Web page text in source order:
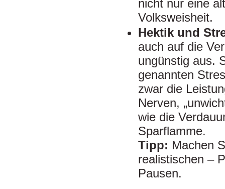
nicht nur eine
Volksweisheit.
Hektik und
auch auf die
ungünstig aus.
genannten
zwar die
Nerven,
wie die
Sparflamme.
Tipp: Machen
realistischen –
Pausen.